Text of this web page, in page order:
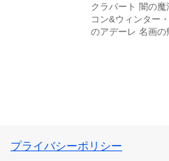
クラバート 闇の魔
コン&ウィンター
のアデーレ 名画の
プライバシーポリシー